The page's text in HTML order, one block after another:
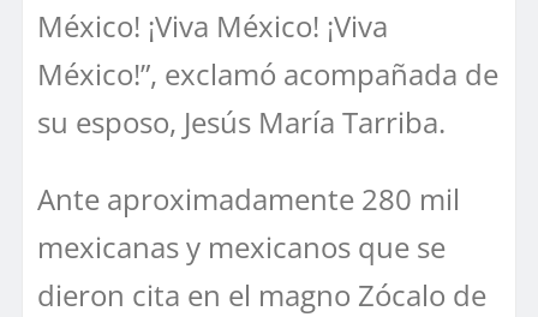
México! ¡Viva México! ¡Viva
México!”, exclamó acompañada de
su esposo, Jesús María Tarriba.
Ante aproximadamente 280 mil
mexicanas y mexicanos que se
dieron cita en el magno Zócalo de